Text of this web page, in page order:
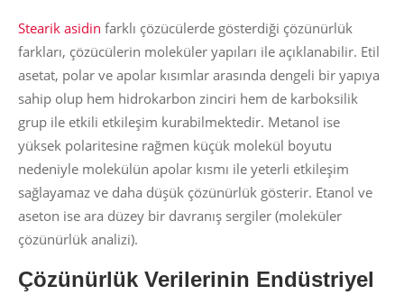
Stearik asidin farklı çözücülerde gösterdiği çözünürlük
farkları, çözücülerin moleküler yapıları ile açıklanabilir. Etil
asetat, polar ve apolar kısımlar arasında dengeli bir yapıya
sahip olup hem hidrokarbon zinciri hem de karboksilik
grup ile etkili etkileşim kurabilmektedir. Metanol ise
yüksek polaritesine rağmen küçük molekül boyutu
nedeniyle molekülün apolar kısmı ile yeterli etkileşim
sağlayamaz ve daha düşük çözünürlük gösterir. Etanol ve
aseton ise ara düzey bir davranış sergiler (moleküler
çözünürlük analizi).
Çözünürlük Verilerinin Endüstriyel